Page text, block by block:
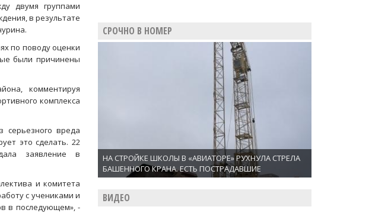
двумя группами
в результате
по поводу оценки
были причинены
комментируя
комплекса
серьезного вреда
это сделать. 22
заявление в
и комитета
с учениками и
в последующем», -
СРОЧНО В НОМЕР
НА СТРОЙКЕ ШКОЛЫ В «АВИАТОРЕ» РУХНУЛА СТРЕЛА
БАШЕННОГО КРАНА. ЕСТЬ ПОСТРАДАВШИЕ
ВИДЕО